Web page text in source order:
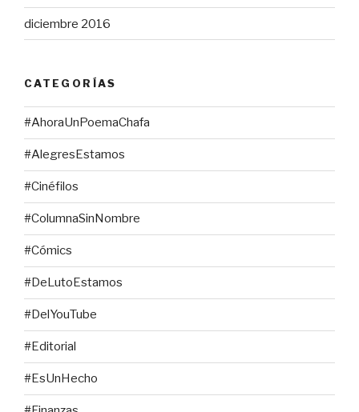
diciembre 2016
CATEGORÍAS
#AhoraUnPoemaChafa
#AlegresEstamos
#Cinéfilos
#ColumnaSinNombre
#Cómics
#DeLutoEstamos
#DelYouTube
#Editorial
#EsUnHecho